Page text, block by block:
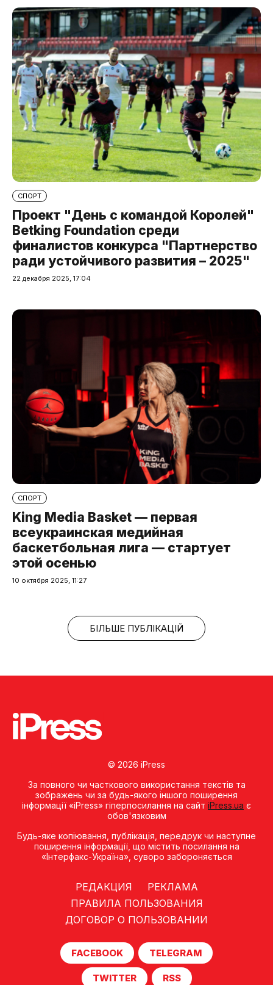
СПОРТ
Проект "День с командой Королей"
Betking Foundation среди
финалистов конкурса "Партнерство
ради устойчивого развития – 2025"
22 декабря 2025, 17:04
СПОРТ
King Media Basket — первая
всеукраинская медийная
баскетбольная лига — стартует
этой осенью
10 октября 2025, 11:27
БІЛЬШЕ ПУБЛІКАЦІЙ
© 2026 iPress
За повного чи часткового використання текстів та
зображень чи за будь-якого іншого поширення
інформації «iPress» гіперпосилання на сайт iPress.ua є
обов'язковим
Будь-яке копiювання, публiкацiя, передрук чи наступне
поширення iнформацiї, що мiстить посилання на
«Iнтерфакс-Україна», суворо забороняється
РЕДАКЦИЯ
РЕКЛАМА
ПРАВИЛА ПОЛЬЗОВАНИЯ
ДОГОВОР О ПОЛЬЗОВАНИИ
FACEBOOK TELEGRAM
TWITTER RSS